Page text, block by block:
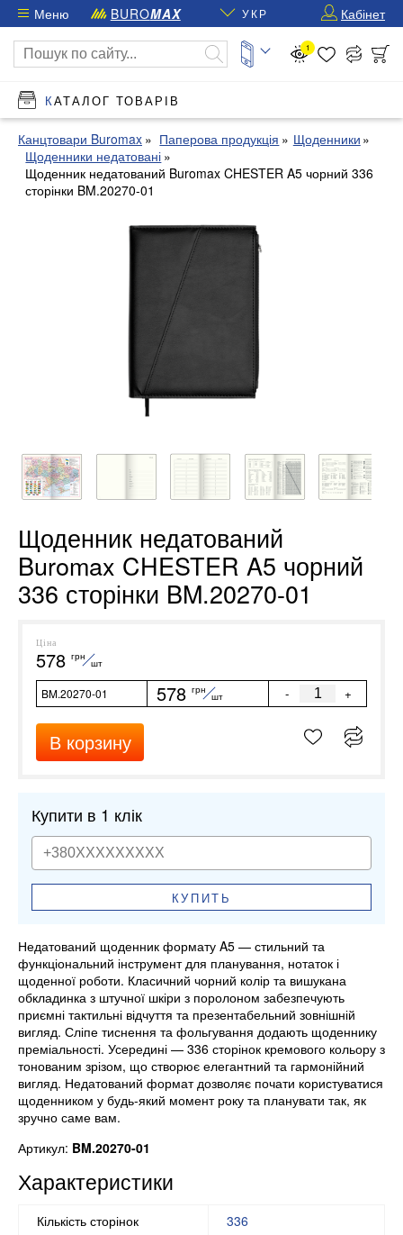
Меню BUROMAX УКР Кабінет
1
КАТАЛОГ ТОВАРІВ
Канцтовари Buromax Паперова продукція
Щоденники
Щоденники недатовані
Щоденник недатований Buromax CHESTER A5 чорний 336
сторінки BM.20270-01
Щоденник недатований
Buromax CHESTER A5 чорний
336 сторінки BM.20270-01
Ціна
578 грн
шт
BM.20270-01 578 грн
шт - +
В корзину
Купити в 1 клік
КУПИТЬ
Недатований щоденник формату A5 — стильний та
функціональний інструмент для планування, нотаток і
щоденної роботи. Класичний чорний колір та вишукана
обкладинка з штучної шкіри з поролоном забезпечують
приємні тактильні відчуття та презентабельний зовнішній
вигляд. Сліпе тиснення та фольгування додають щоденнику
преміальності. Усередині — 336 сторінок кремового кольору з
тонованим зрізом, що створює елегантний та гармонійний
вигляд. Недатований формат дозволяє почати користуватися
щоденником у будь-який момент року та планувати так, як
зручно саме вам.
Артикул: BM.20270-01
Характеристики
Кількість сторінок
336